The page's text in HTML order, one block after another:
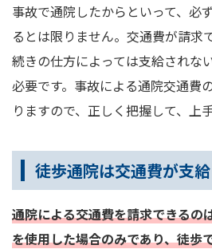
事故で通院したからといって、必
るとは限りません。交通費が請求
続きの仕方によっては支給されな
必要です。事故による通院交通費
りますので、正しく把握して、上
徒歩通院は交通費が支
通院による交通費を請求できるの
を使用した場合のみであり、徒歩